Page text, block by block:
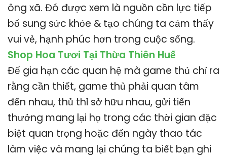
ông xã. Đó được xem là nguồn cồn lực tiếp
bổ sung sức khỏe & tạo chúng ta cảm thấy
vui vẻ, hạnh phúc hơn trong cuộc sống.
Shop Hoa Tươi Tại Thừa Thiên Huế
Để gia hạn các quan hệ mà game thủ chỉ ra
rằng cần thiết, game thủ phải quan tâm
đến nhau, thủ thỉ sở hữu nhau, gửi tiến
thưởng mang lại họ trong các thời gian đặc
biệt quan trọng hoặc đến ngày thao tác
làm việc và mang lại chúng ta biết bạn ghi